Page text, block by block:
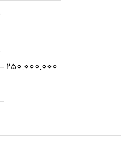
250,000,000